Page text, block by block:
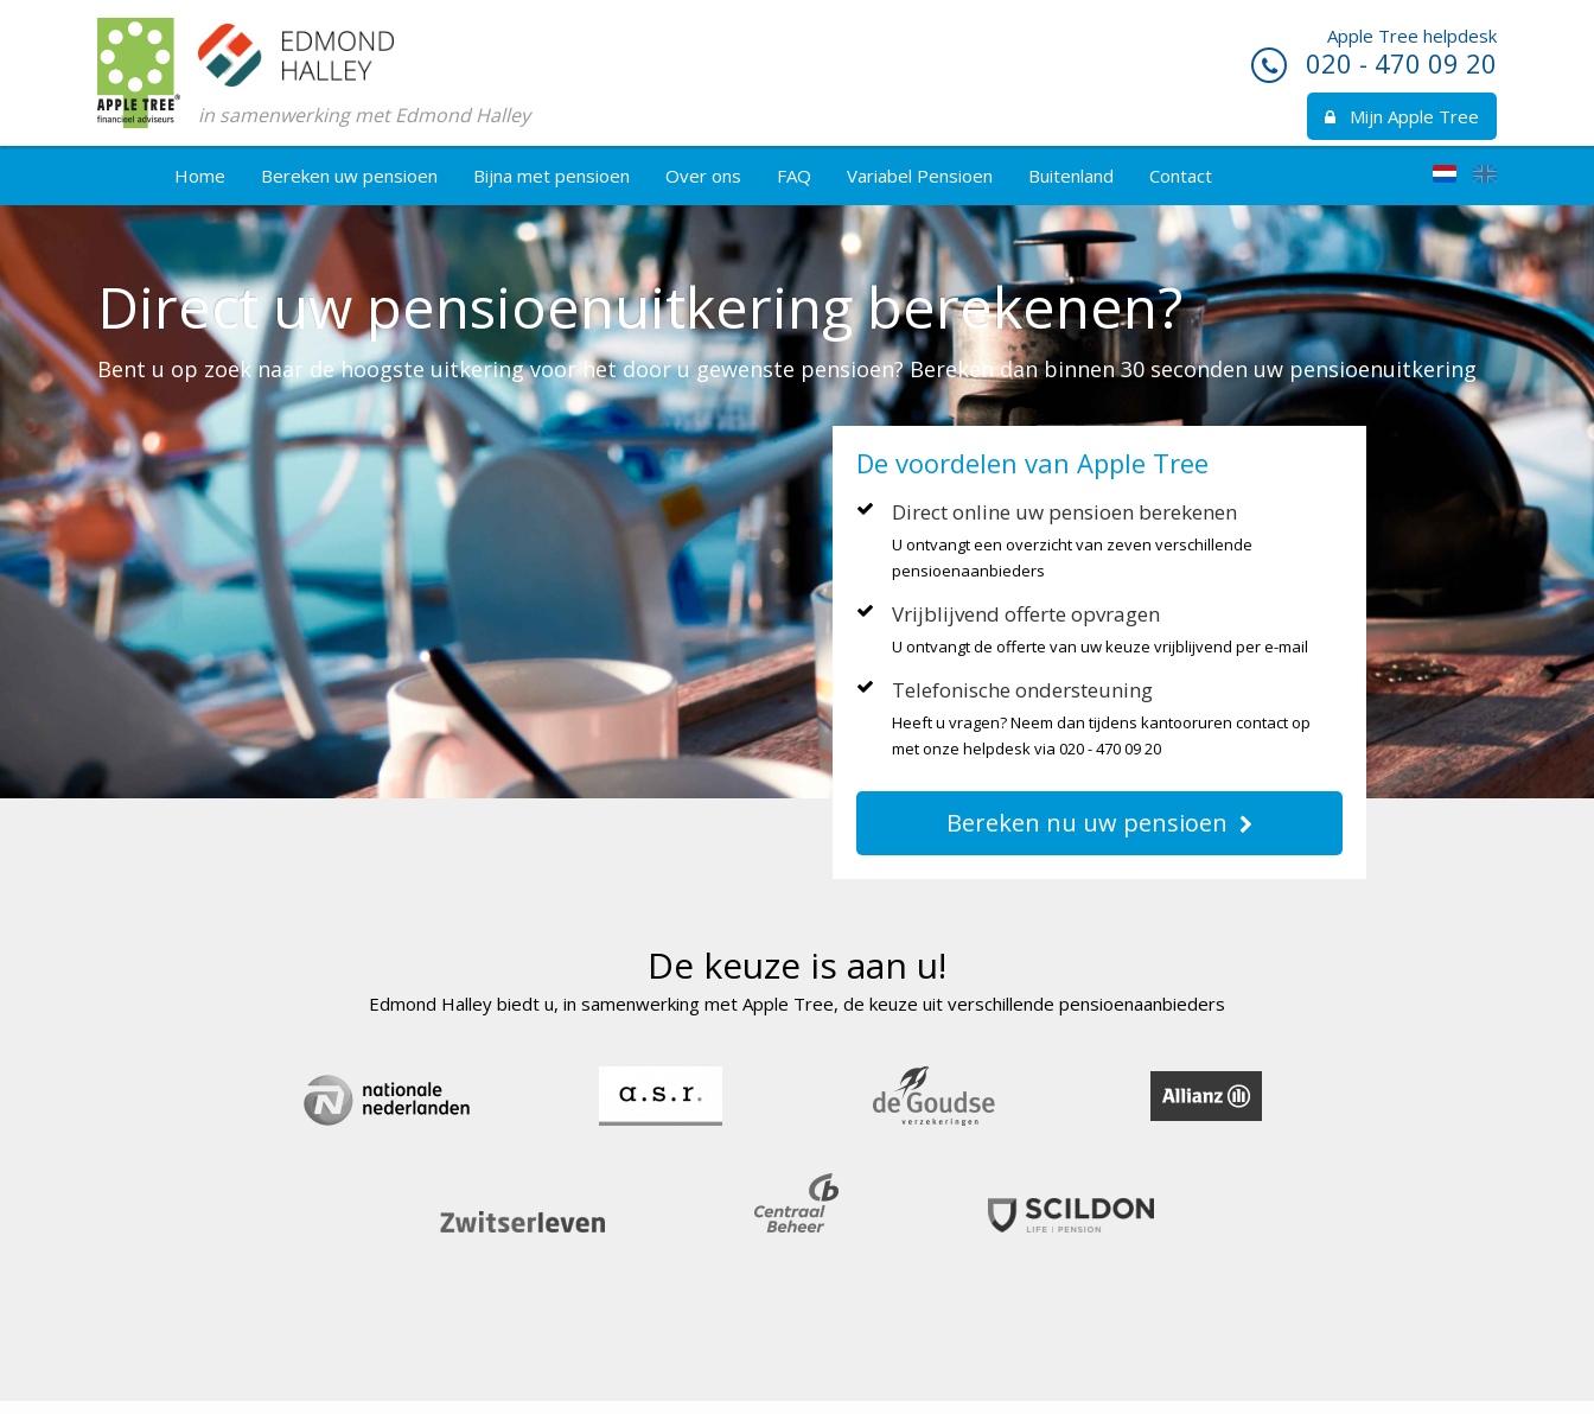
in samenwerking met Edmond Halley
Apple Tree helpdesk
020 - 470 09 20
Mijn Apple Tree
Home Bereken uw pensioen Bijna met pensioen Over ons FAQ Variabel Pensioen Buitenland Contact
Direct uw pensioenuitkering berekenen?
Bent u op zoek naar de hoogste uitkering voor het door u gewenste pensioen? Bereken dan binnen 30 seconden uw pensioenuitkering
De voordelen van Apple Tree
Direct online uw pensioen berekenen
U ontvangt een overzicht van zeven verschillende
pensioenaanbieders
Vrijblijvend offerte opvragen
U ontvangt de offerte van uw keuze vrijblijvend per e-mail
Telefonische ondersteuning
Heeft u vragen? Neem dan tijdens kantooruren contact op
met onze helpdesk via 020 - 470 09 20
Bereken nu uw pensioen
De keuze is aan u!
Edmond Halley biedt u, in samenwerking met Apple Tree, de keuze uit verschillende pensioenaanbieders